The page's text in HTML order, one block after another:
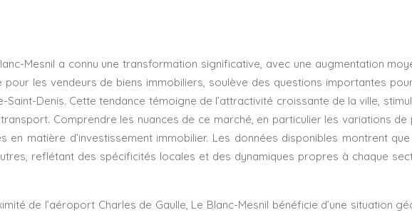
Mesnil a connu une transformation significative, avec une augmentation
pour les vendeurs de biens immobiliers, soulève des questions importantes
Denis. Cette tendance témoigne de l’attractivité croissante de la ville,
Comprendre les nuances de ce marché, en particulier les variations
matière d’investissement immobilier. Les données disponibles montrent
reflétant des spécificités locales et des dynamiques propres à chaque
de l’aéroport Charles de Gaulle, Le Blanc-Mesnil bénéficie d’une situation